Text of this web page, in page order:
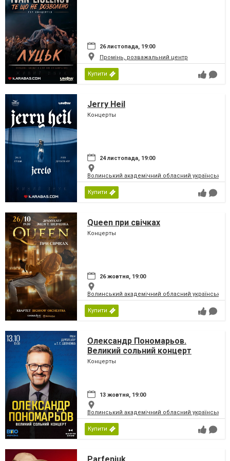
26 листопада, 19:00
Промінь, розважальний центр
Купити
Jerry Heil
Концерты
24 листопада, 19:00
Волинський академічний обласний
Купити
Queen при свічках
Концерты
26 жовтня, 19:00
Волинський академічний обласний
Купити
Олександр Пономарьов.
Великий сольний концерт
Концерты
13 жовтня, 19:00
Волинський академічний обласний
Купити
Parfeniuk